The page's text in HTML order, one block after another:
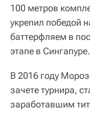
100 метров
укрепил победой
баттерфляем в
этапе в Сингапуре.
В 2016 году
зачете турнира,
заработавшим